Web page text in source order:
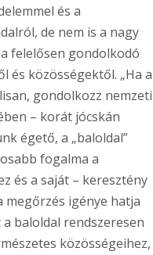
és a
de nem is a nagy
felelősen gondolkodó
és közösségektől. „Ha a
gondolkozz nemzeti
– korát jócskán
égető, a „baloldal”
fogalma a
és a saját – keresztény
megőrzés igénye hatja
baloldal rendszeresen
közösségeihez,